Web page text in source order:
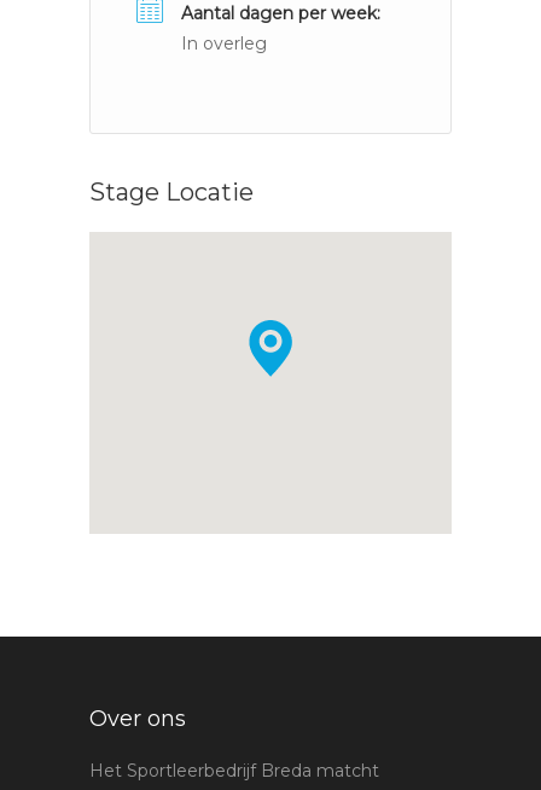
Aantal dagen per week:
In overleg
Stage Locatie
Over ons
Het Sportleerbedrijf Breda matcht